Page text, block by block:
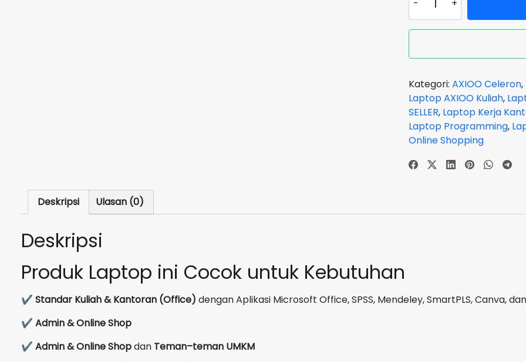
Laptop
AXIOO
Mybook
Grey
Celeron
N4020
RAM
8
GB
SSD
11
Kategori: AXIOO Celeron,
Laptop AXIOO Kuliah,
SELLER, Laptop Kerja
Laptop Programming,
Online Shopping
Deskripsi Ulasan (0)
Deskripsi
Produk Laptop ini Cocok untuk Kebutuhan
✔ Standar Kuliah & Kantoran (Office) dengan Aplikasi Microsoft Office, SPSS, Mendeley, SmartPLS, Canva,
✔ Admin & Online Shop
✔ Admin & Online Shopdan Teman–teman UMKM